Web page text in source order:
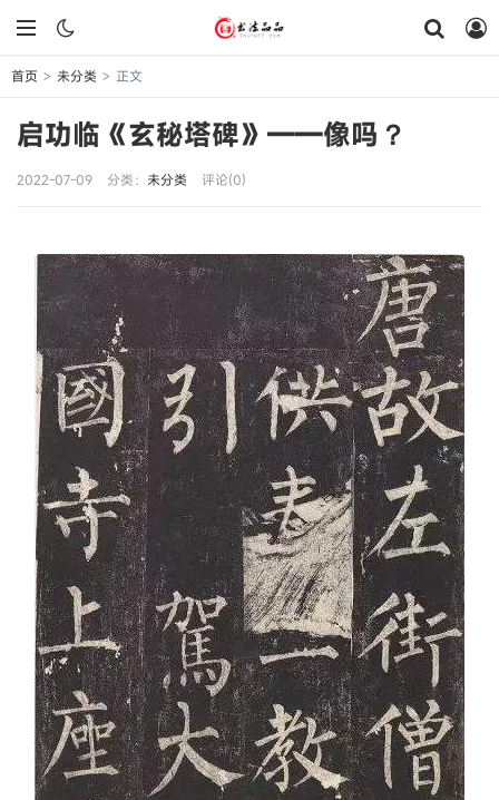
首页 > 未分类 > 正文
启功临《玄秘塔碑》——像吗？
2022-07-09 分类： 未分类 评论(0)